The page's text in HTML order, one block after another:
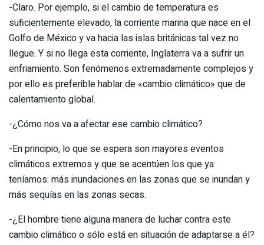
-Claro. Por ejemplo, si el cambio de temperatura es
suficientemente elevado, la corriente marina que nace en el
Golfo de México y va hacia las islas británicas tal vez no
llegue. Y si no llega esta corriente, Inglaterra va a sufrir un
enfriamiento. Son fenómenos extremadamente complejos y
por ello es preferible hablar de «cambio climático» que de
calentamiento global.
-¿Cómo nos va a afectar ese cambio climático?
-En principio, lo que se espera son mayores eventos
climáticos extremos y que se acentúen los que ya
teníamos: más inundaciones en las zonas que se inundan y
más sequías en las zonas secas.
-¿El hombre tiene alguna manera de luchar contra este
cambio climático o sólo está en situación de adaptarse a él?